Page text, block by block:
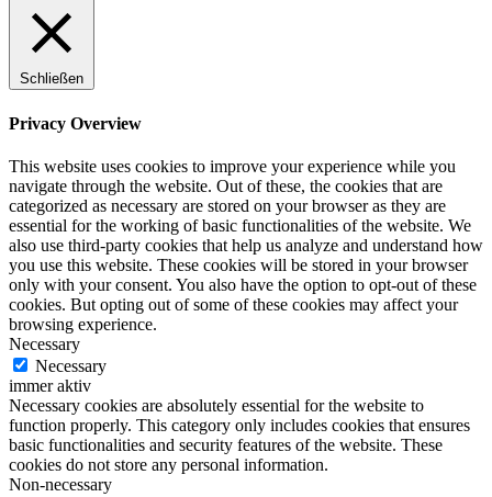
Schließen
Privacy Overview
This website uses cookies to improve your experience while you
navigate through the website. Out of these, the cookies that are
categorized as necessary are stored on your browser as they are
essential for the working of basic functionalities of the website. We
also use third-party cookies that help us analyze and understand how
you use this website. These cookies will be stored in your browser
only with your consent. You also have the option to opt-out of these
cookies. But opting out of some of these cookies may affect your
browsing experience.
Necessary
Necessary
immer aktiv
Necessary cookies are absolutely essential for the website to
function properly. This category only includes cookies that ensures
basic functionalities and security features of the website. These
cookies do not store any personal information.
Non-necessary